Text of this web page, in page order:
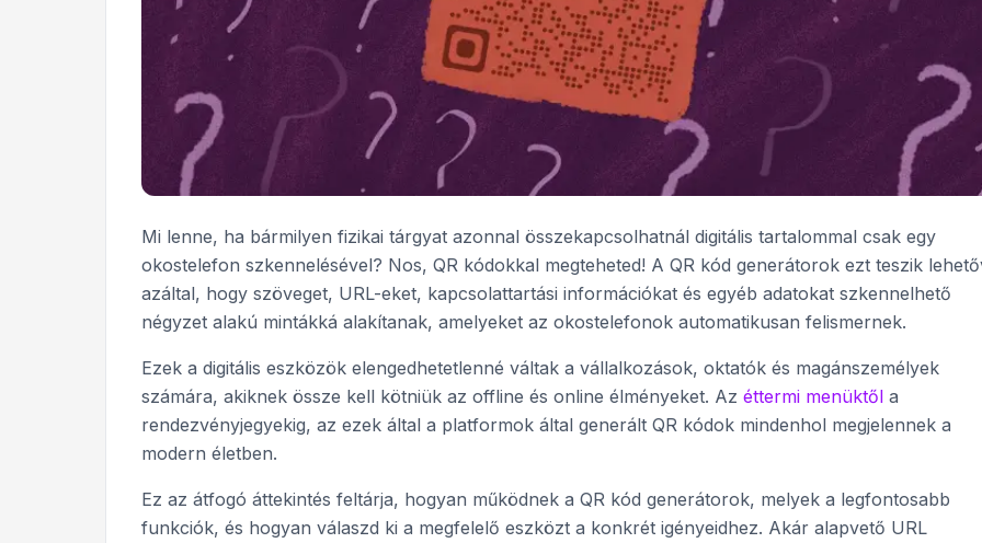
Mi lenne, ha bármilyen fizikai tárgyat azonnal összekapcsolhatnál digitális tartalommal csak egy
okostelefon szkennelésével? Nos, QR kódokkal megteheted! A QR kód generátorok ezt teszik
azáltal, hogy szöveget, URL-eket, kapcsolattartási információkat és egyéb adatokat szkennelhető
négyzet alakú mintákká alakítanak, amelyeket az okostelefonok automatikusan felismernek.
Ezek a digitális eszközök elengedhetetlenné váltak a vállalkozások, oktatók és magánszemélyek
számára, akiknek össze kell kötniük az offline és online élményeket. Az éttermi menüktől a
rendezvényjegyekig, az ezek által a platformok által generált QR kódok mindenhol megjelennek a
modern életben.
Ez az átfogó áttekintés feltárja, hogyan működnek a QR kód generátorok, melyek a legfontosabb
funkciók, és hogyan válaszd ki a megfelelő eszközt a konkrét igényeidhez. Akár alapvető URL